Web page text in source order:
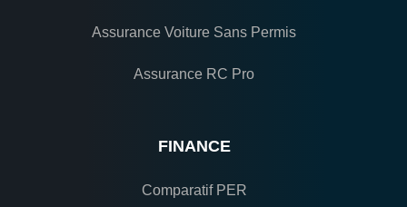
Assurance Voiture Sans Permis
Assurance RC Pro
FINANCE
Comparatif PER